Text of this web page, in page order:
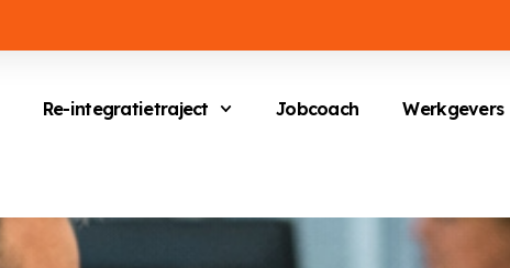
Re-integratietraject Jobcoach Werkgevers